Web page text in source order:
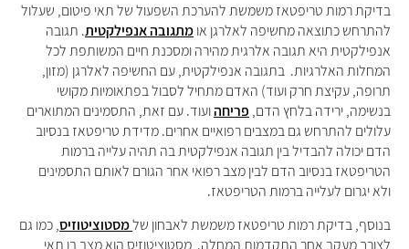
בדיקת רמות טריפטאז משמשת להערכת השפעול של תאי פיטום, שעלול
להתרחש כתוצאה מחשיפה לאלרגן אומתגובה אנפילקטית. תגובה
אנפילקטית היא תגובה אלרגית מהירה ומסכנת חיים המשותפת לכל
המחלות האלרגיות. בתגובה אנפילקטית, עם החשיפה לאלרגן (מזון,
תרופה, עקיצת חרק ועוד) האדם מתחיל לסבול בפתאומיות מקושי
בנשימה, ירידה בלחץ הדם, פריחהועוד. עם זאת, התסמינים המתוארים
עלולים להתרחש גם במצבים רפואיים אחרים. מדידת טריפטאז בנסיוב
הדם יכולה להבדיל בין תגובה אנפילקטית בה תהיה עלייה ברמות
הטריפטאז בנסיוב הדם לבין מצב רפואי אחר הגורם לאותם התסמינים
ולא יגרום לעלייה ברמות הטריפטאז.
בנוסף, בדיקת רמות טריפטאז משמשת לאבחון שלמסטוציטוזיס, כמו גם
לצורך מעקב אחר התקדמות המחלה. מסטוציטוזיס הוא מצב בו תאי